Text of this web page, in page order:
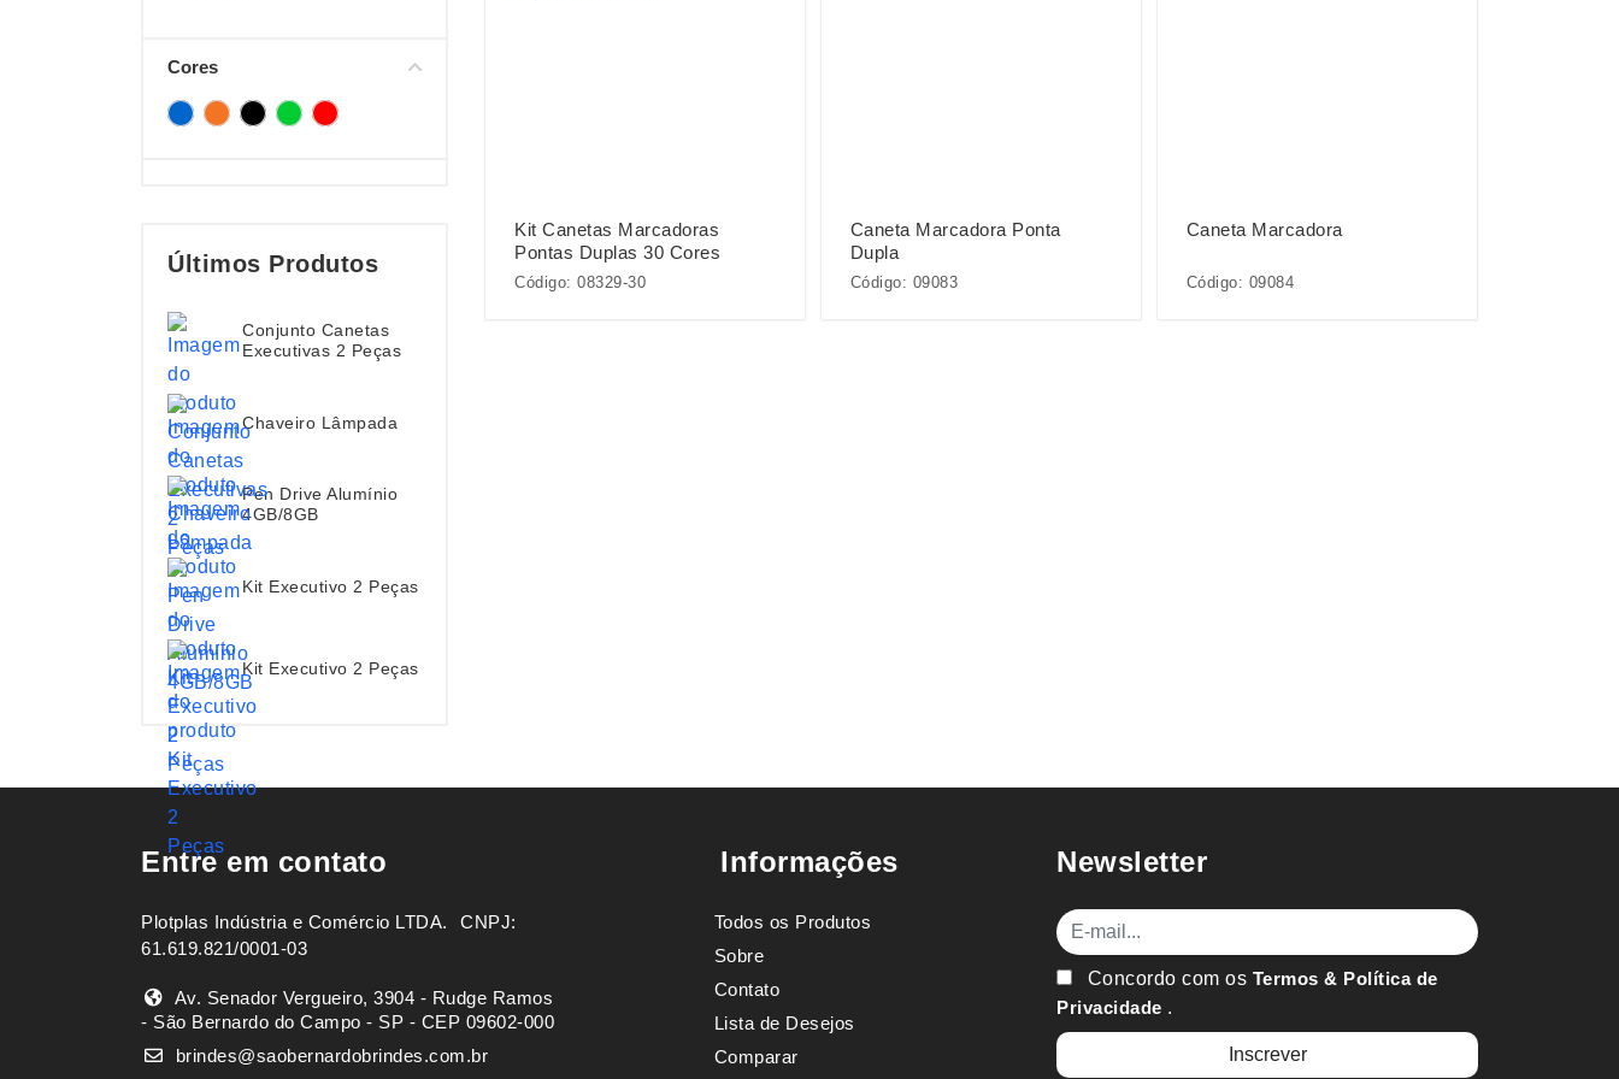
Cores
Últimos Produtos
Conjunto Canetas
Executivas 2 Peças
Chaveiro Lâmpada
Pen Drive Alumínio
4GB/8GB
Kit Executivo 2 Peças
Kit Executivo 2 Peças
Kit Canetas Marcadoras
Pontas Duplas 30 Cores
Código: 08329-30
Caneta Marcadora Ponta
Dupla
Código: 09083
Caneta Marcadora
Código: 09084
Entre em contato
Plotplas Indústria e Comércio LTDA. ㅤㅤㅤ CNPJ:
61.619.821/0001-03
Av. Senador Vergueiro, 3904 - Rudge Ramos
- São Bernardo do Campo - SP - CEP 09602-000
brindes@saobernardobrindes.com.br
Informações
Todos os Produtos
Sobre
Contato
Lista de Desejos
Comparar
Newsletter
E-mail
Concordo com os Termos & Política de
Privacidade .